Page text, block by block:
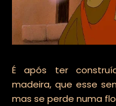
É após ter
madeira, que esse
mas se perde numa